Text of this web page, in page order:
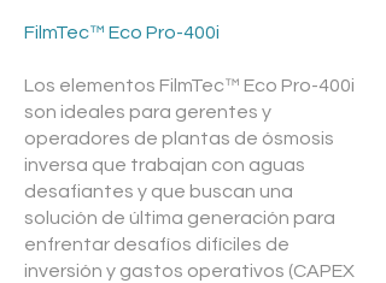
FilmTec™ Eco Pro-400i
Los elementos FilmTec™ Eco Pro-400i
son ideales para gerentes y
operadores de plantas de ósmosis
inversa que trabajan con aguas
desafiantes y que buscan una
solución de última generación para
enfrentar desafíos difíciles de
inversión y gastos operativos (CAPEX